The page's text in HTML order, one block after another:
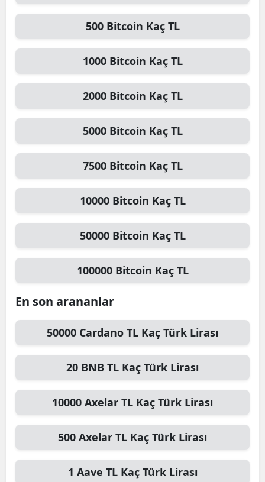
500 Bitcoin Kaç TL
1000 Bitcoin Kaç TL
2000 Bitcoin Kaç TL
5000 Bitcoin Kaç TL
7500 Bitcoin Kaç TL
10000 Bitcoin Kaç TL
50000 Bitcoin Kaç TL
100000 Bitcoin Kaç TL
En son arananlar
50000 Cardano TL Kaç Türk Lirası
20 BNB TL Kaç Türk Lirası
10000 Axelar TL Kaç Türk Lirası
500 Axelar TL Kaç Türk Lirası
1 Aave TLKaç Türk Lirası